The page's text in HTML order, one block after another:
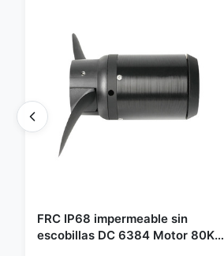
FRC IP68 impermeable sin
escobillas DC 6384 Motor 80KV